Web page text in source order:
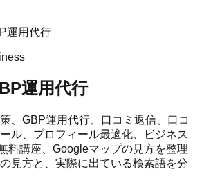
運用代行
運用代行
、GBP運用代行、口コミ返信、口コ
ル、プロフィール最適化、ビジネス
料講座、Googleマップの見方を整理
見方と、実際に出ている検索語を分